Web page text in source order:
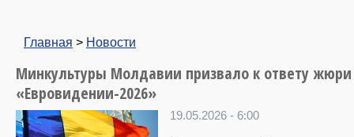
Главная > Новости
Минкультуры Молдавии призвало к ответу
«Евровидении-2026»
19.05.2026 - 6:00